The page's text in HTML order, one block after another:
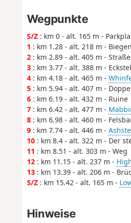
Wegpunkte
S/Z: km 0 - alt. 165 m -
1 : km 1.28 - alt. 218 m -
2: km 2.89 - alt. 405 m -
3: km 3.77 - alt. 388 m -
4: km 4.18 - alt. 465 m -
5: km 5.94 - alt. 407 m -
6: km 6.19 - alt. 432 m - Ruine
7: km 6.42 - alt. 477 m -
8: km 6.98 - alt. 460 m -
9: km 7.74 - alt. 446 m -
10: km 8.4 - alt. 322 m - Der
11 : km 8.51 - alt. 303 m - Weg
12: km 11.15 - alt. 237 m -
13: km 13.39 - alt. 206 m -
S/Z: km 15.42 - alt. 165 m -
Hinweise